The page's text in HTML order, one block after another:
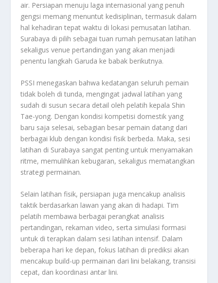
air. Persiapan menuju laga internasional yang penuh
gengsi memang menuntut kedisiplinan, termasuk dalam
hal kehadiran tepat waktu di lokasi pemusatan latihan.
Surabaya di pilih sebagai tuan rumah pemusatan latihan
sekaligus venue pertandingan yang akan menjadi
penentu langkah Garuda ke babak berikutnya.
PSSI menegaskan bahwa kedatangan seluruh pemain
tidak boleh di tunda, mengingat jadwal latihan yang
sudah di susun secara detail oleh pelatih kepala Shin
Tae-yong. Dengan kondisi kompetisi domestik yang
baru saja selesai, sebagian besar pemain datang dari
berbagai klub dengan kondisi fisik berbeda. Maka, sesi
latihan di Surabaya sangat penting untuk menyamakan
ritme, memulihkan kebugaran, sekaligus mematangkan
strategi permainan.
Selain latihan fisik, persiapan juga mencakup analisis
taktik berdasarkan lawan yang akan di hadapi. Tim
pelatih membawa berbagai perangkat analisis
pertandingan, rekaman video, serta simulasi formasi
untuk di terapkan dalam sesi latihan intensif. Dalam
beberapa hari ke depan, fokus latihan di prediksi akan
mencakup build-up permainan dari lini belakang, transisi
cepat, dan koordinasi antar lini.